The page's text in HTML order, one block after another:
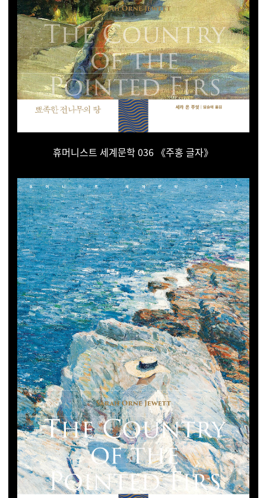
휴머니스트 세계문학 036 《주홍 글자》